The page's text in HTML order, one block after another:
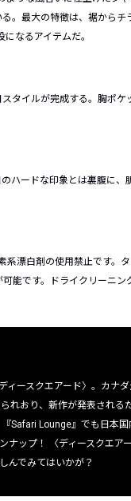
。最大の特徴は、裾から
なるアイテムだ。
タイルが完成する。胸ポ
ハードな印象とは裏腹に
漂白剤の使用禁止です。
能です。ドライクリーニ
ースクエアード〉。カナ
れおり、新作が発表され
Safari Lounge』でも日本
ナップ！ 〈ディースクエ
んでみてはいかが？